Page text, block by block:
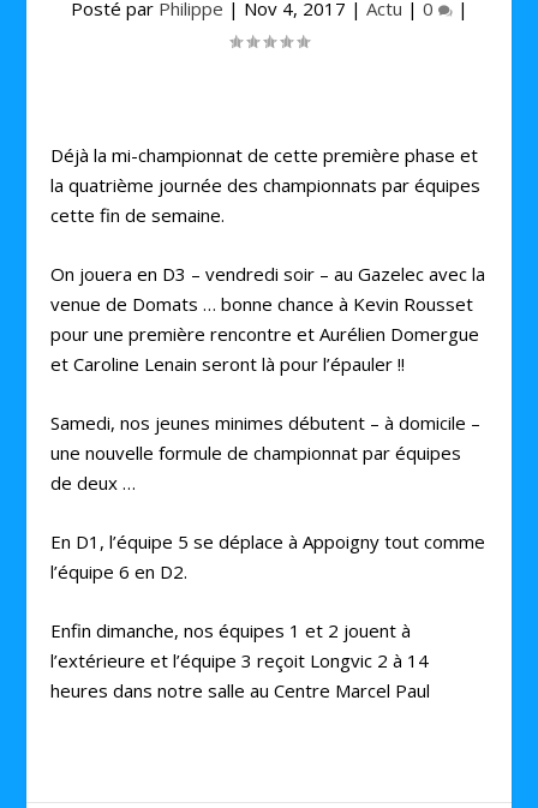
Posté par Philippe | Nov 4, 2017 | Actu | 0 |
Déjà la mi-championnat de cette première phase et
la quatrième journée des championnats par équipes
cette fin de semaine.
On jouera en D3 – vendredi soir – au Gazelec avec la
venue de Domats … bonne chance à Kevin Rousset
pour une première rencontre et Aurélien Domergue
et Caroline Lenain seront là pour l’épauler !!
Samedi, nos jeunes minimes débutent – à domicile –
une nouvelle formule de championnat par équipes
de deux …
En D1, l’équipe 5 se déplace à Appoigny tout comme
l’équipe 6 en D2.
Enfin dimanche, nos équipes 1 et 2 jouent à
l’extérieure et l’équipe 3 reçoit Longvic 2 à 14
heures dans notre salle au Centre Marcel Paul